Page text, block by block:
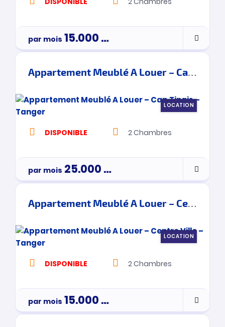
par mois 15.000Dh
Appartement Meublé A Louer – Cap Tingis – Tanger
LOCATION
DISPONIBLE 2Chambres
par mois 25.000Dh
Appartement Meublé A Louer – Centre Ville – Tanger
LOCATION
DISPONIBLE 2Chambres
par mois 15.000Dh